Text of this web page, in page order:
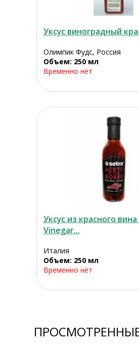
Уксус виноградный
Олимпик Фудс, Россия
Объем: 250 мл
Временно нет
Уксус из красного
Vinegar...
Италия
Объем: 250 мл
Временно нет